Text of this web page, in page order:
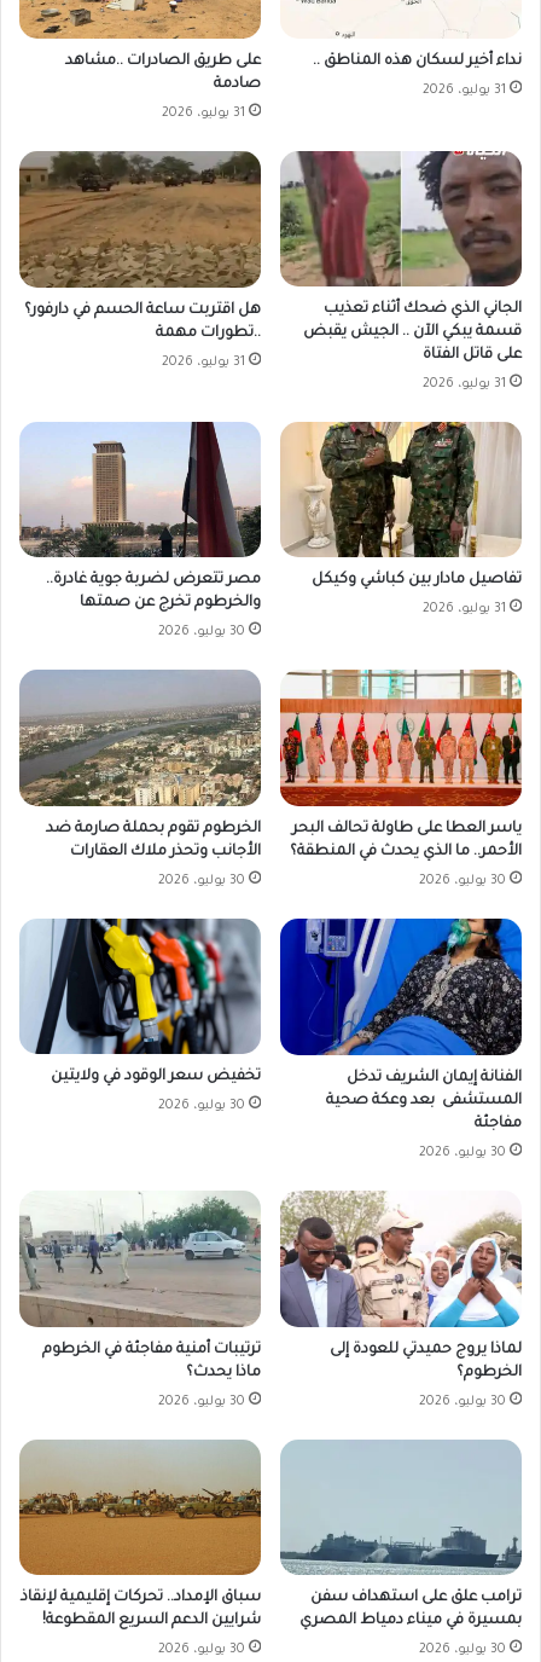
نداء أخير لسكان هذه المناطق ..
31 يوليو، 2026
على طريق الصادرات ..مشاهد
صادمة
31 يوليو، 2026
الجاني الذي ضحك أثناء تعذيب
قسمة يبكي الآن .. الجيش يقبض
على قاتل الفتاة
31 يوليو، 2026
هل اقتربت ساعة الحسم في دارفور؟
..تطورات مهمة
31 يوليو، 2026
تفاصيل مادار بين كباشي وكيكل
31 يوليو، 2026
مصر تتعرض لضربة جوية غادرة..
والخرطوم تخرج عن صمتها
30 يوليو، 2026
ياسر العطا على طاولة تحالف البحر
الأحمر.. ما الذي يحدث في المنطقة؟
30 يوليو، 2026
الخرطوم تقوم بحملة صارمة ضد
الأجانب وتحذر ملاك العقارات
30 يوليو، 2026
الفنانة إيمان الشريف تدخل
المستشفى بعد وعكة صحية
مفاجئة
30 يوليو، 2026
تخفيض سعر الوقود في ولايتين
30 يوليو، 2026
لماذا يروج حميدتي للعودة إلى
الخرطوم؟
30 يوليو، 2026
ترتيبات أمنية مفاجئة في الخرطوم
ماذا يحدث؟
30 يوليو، 2026
ترامب علق على استهداف سفن
بمسيرة في ميناء دمياط المصري
30 يوليو، 2026
سباق الإمداد.. تحركات إقليمية لإنقاذ
شرايين الدعم السريع المقطوعة!
30 يوليو، 2026